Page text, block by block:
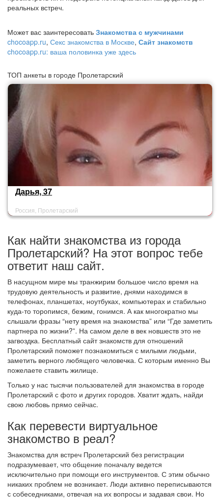
реальных встреч.
Может вас заинтересовать Знакомства с мужчинами
chocoapp.ru, Секс знакомства в Москве, Сайт знакомств
chocoapp.ru: ваша половинка уже здесь
ТОП анкеты в городе Пролетарский
Дарья, 37
Россия, Пролетарский
Как найти знакомства из города
Пролетарский? На этот вопрос тебе
ответит наш сайт.
В насущном мире мы транжирим большое число время на
трудовую деятельность и развитие, днями находимся в
телефонах, планшетах, ноутбуках, компьютерах и стабильно
куда-то торопимся, бежим, гонимся. А как многократно мы
слышали фразы “нету время на знакомства” или “Где заметить
партнера по жизни?”. На самом деле в век новшеств это не
загвоздка. Бесплатный сайт знакомств для отношений
Пролетарский поможет познакомиться с милыми людьми,
заметить верного любящего человечка. С которым именно Вы
пожелаете ставить жилище.
Только у нас тысячи пользователей для знакомства в городе
Пролетарский с фото и других городов. Хватит ждать, найди
свою любовь прямо сейчас.
Как перевести виртуальное
знакомство в реал?
Знакомства для встреч Пролетарский без регистрации
подразумевает, что общение поначалу ведется
исключительно при помощи его инструментов. С этим обычно
никаких проблем не возникает. Люди активно переписываются
с собеседниками, отвечая на их вопросы и задавая свои. Но